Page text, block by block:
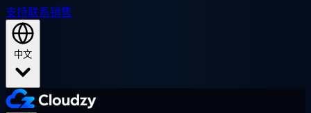
支持联系销售
中文